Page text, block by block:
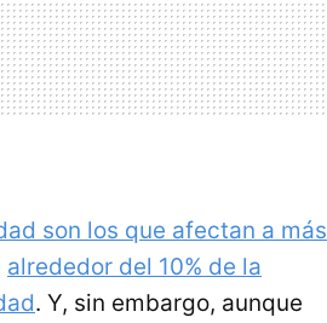
son los que afectan a más
alrededor del 10% de la
. Y, sin embargo, aunque